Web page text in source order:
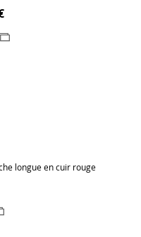
Ajouter
longue en cuir rouge
Ajouter